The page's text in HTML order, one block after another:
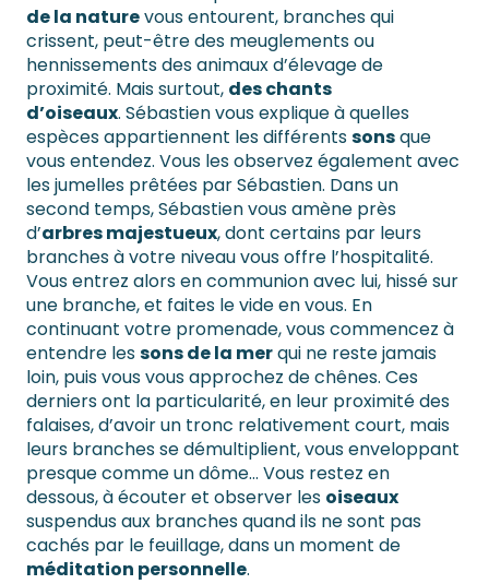
de la naturevous entourent, branches qui
crissent, peut-être des meuglements ou
hennissements des animaux d’élevage de
proximité. Mais surtout, des chants
d’oiseaux. Sébastien vous explique à quelles
espèces appartiennent les différentssonsque
vous entendez. Vous les observez également avec
les jumelles prêtées par Sébastien. Dans un
second temps, Sébastien vous amène près
d’arbres majestueux, dont certains par leurs
branches à votre niveau vous offre l’hospitalité.
Vous entrez alors en communion avec lui, hissé sur
une branche, et faites le vide en vous. En
continuant votre promenade, vous commencez à
entendre lessons de la merqui ne reste jamais
loin, puis vous vous approchez de chênes. Ces
derniers ont la particularité, en leur proximité des
falaises, d’avoir un tronc relativement court, mais
leurs branches se démultiplient, vous enveloppant
presque comme un dôme… Vous restez en
dessous, à écouter et observer les oiseaux
suspendus aux branches quand ils ne sont pas
cachés par le feuillage, dans un moment de
méditation personnelle.